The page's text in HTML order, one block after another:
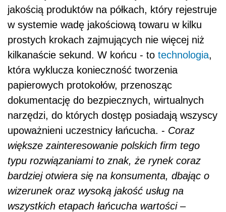
jakością produktów na półkach, który rejestruje
w systemie wadę jakościową towaru w kilku
prostych krokach zajmujących nie więcej niż
kilkanaście sekund. W końcu - to technologia,
która wyklucza konieczność tworzenia
papierowych protokołów, przenosząc
dokumentację do bezpiecznych, wirtualnych
narzędzi, do których dostęp posiadają wszyscy
upoważnieni uczestnicy łańcucha. - Coraz
większe zainteresowanie polskich firm tego
typu rozwiązaniami to znak, że rynek coraz
bardziej otwiera się na konsumenta, dbając o
wizerunek oraz wysoką jakość usług na
wszystkich etapach łańcucha wartości–